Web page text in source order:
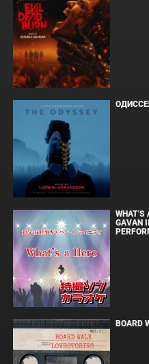
WHAT'S
GAVAN
BOARD